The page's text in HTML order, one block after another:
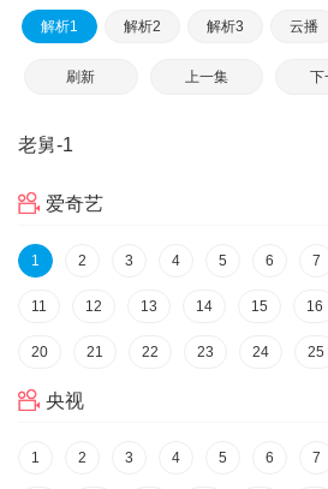
解析1 解析2 解析3 云播
刷新 上一集 下
老舅-1
爱奇艺
1 2 3 4 5 6 7
11 12 13 14 15 16
20 21 22 23 24 25
央视
1 2 3 4 5 6 7